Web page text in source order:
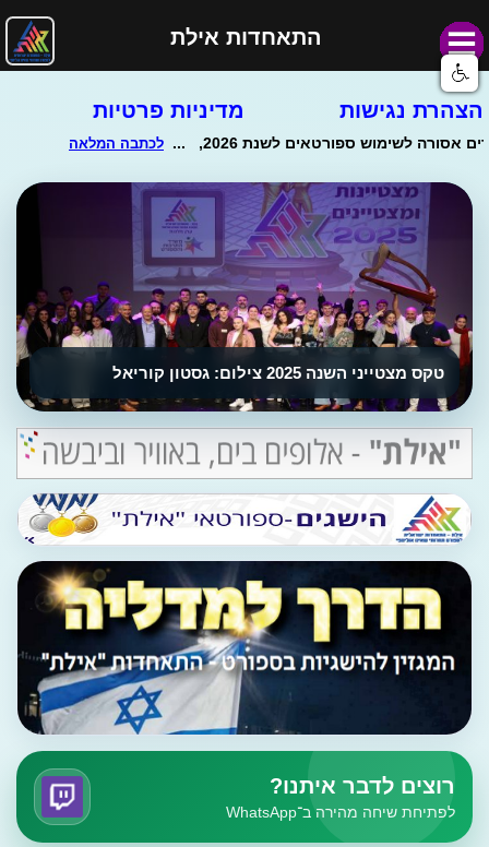
התאחדות אילת
הצהרת נגישות מדיניות פרטיות
טקס מצטייני השנה 2025 צילום: גסטון קוריאל
רוצים לדבר איתנו?
לפתיחת שיחה מהירה ב־WhatsApp